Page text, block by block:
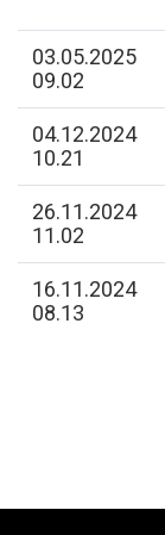
03.05.2025
09.02
04.12.2024
10.21
26.11.2024
11.02
16.11.2024
08.13